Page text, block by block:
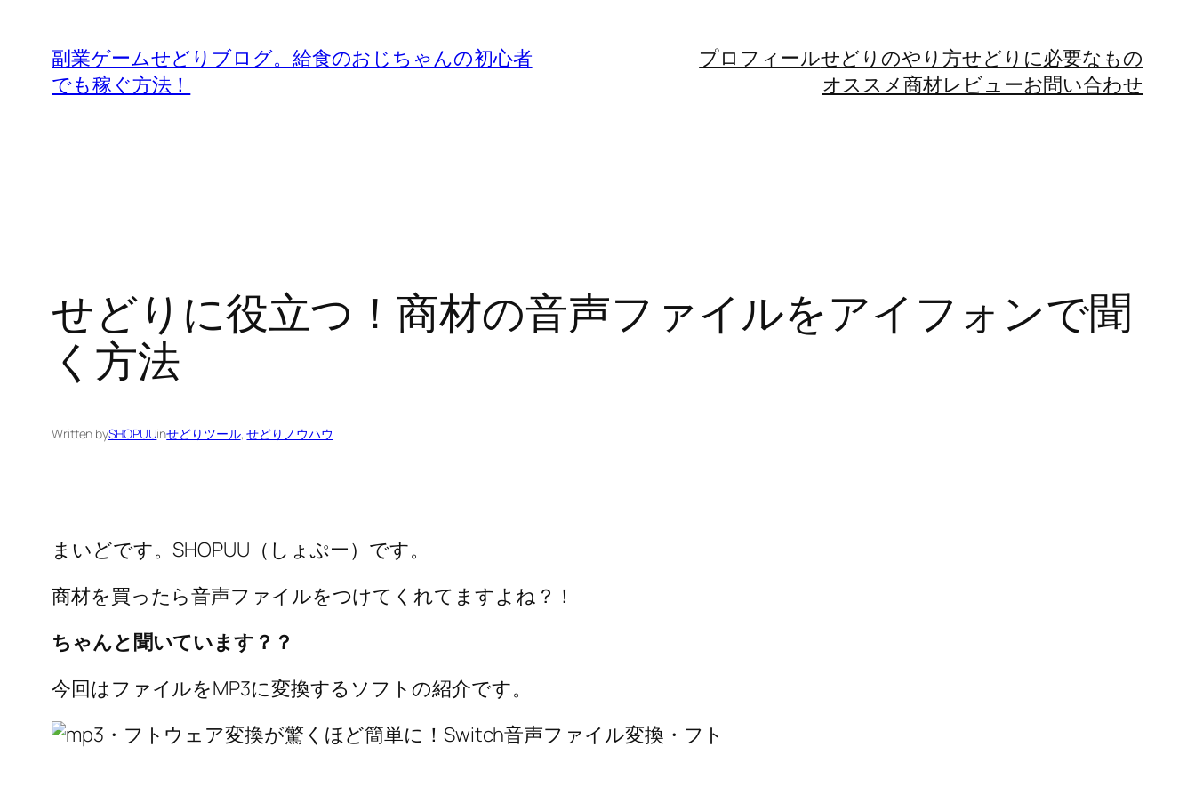
副業ゲームせどりブログ。給食のおじちゃんの初心者
でも稼ぐ方法！
プロフィールせどりのやり方せどりに必要なもの
オススメ商材レビューお問い合わせ
せどりに役立つ！商材の音声ファイルをアイフォンで聞
く方法
Written bySHOPUUinせどりツール, せどりノウハウ
まいどです。SHOPUU（しょぷー）です。
商材を買ったら音声ファイルをつけてくれてますよね？！
ちゃんと聞いています？？
今回はファイルをMP3に変換するソフトの紹介です。